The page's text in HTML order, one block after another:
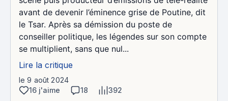
avant de devenir l’éminence grise de Poutine, dit
le Tsar. Après sa démission du poste de
conseiller politique, les légendes sur son compte
se multiplient, sans que nul...
Lire la critique
le 9 août 2024
16 j'aime
18 392